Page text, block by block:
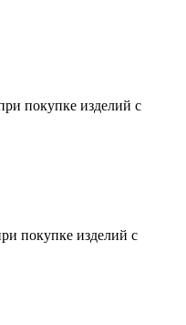
покупке изделий с
покупке изделий с